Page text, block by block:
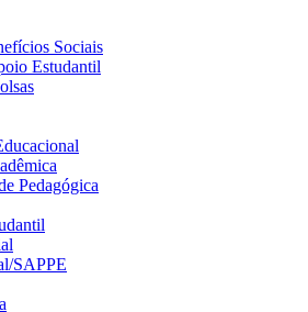
Sociais
Estudantil
Pedagógica
SAPPE